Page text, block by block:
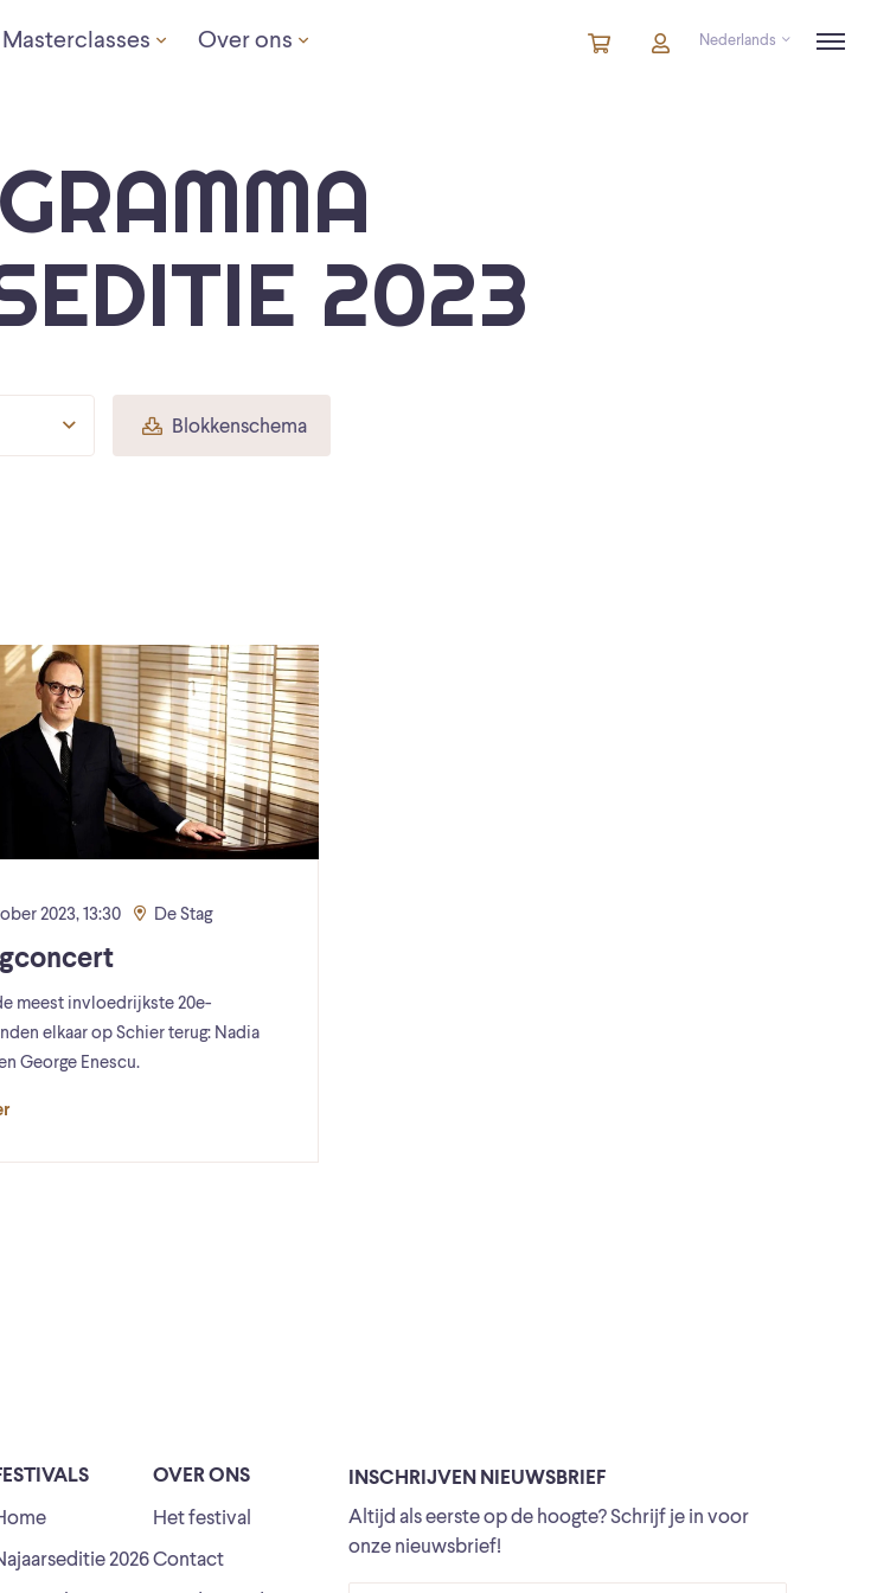
Masterclasses Over ons Winkelmandje
artikelenAccountNederlands
2023
Blokkenschema
2023, 13:30 De Stag
meest invloedrijkste 20e-
elkaar op Schier terug: Nadia
George Enescu.
2026
OVER ONS
Het festival
Contact
INSCHRIJVEN NIEUWSBRIEF
Altijd als eerste op de hoogte? Schrijf je in voor
onze nieuwsbrief!